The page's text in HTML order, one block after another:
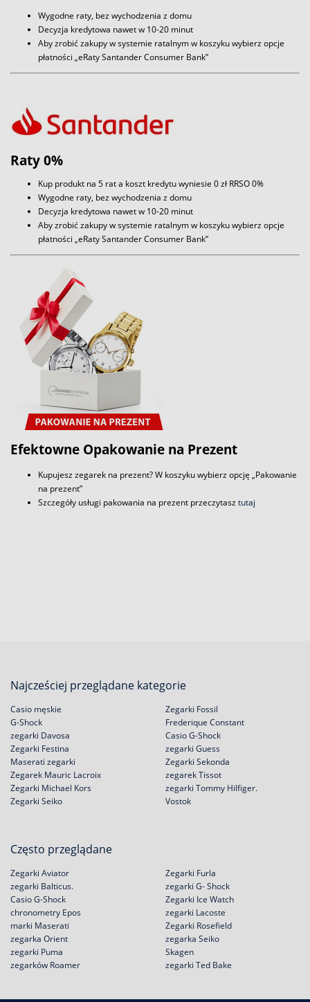
Wygodne raty, bez wychodzenia z domu
Decyzja kredytowa nawet w 10-20 minut
Aby zrobić zakupy w systemie ratalnym w koszyku wybierz opcje
płatności „eRaty Santander Consumer Bank”
Raty 0%
Kup produkt na 5 rat a koszt kredytu wyniesie 0 zł RRSO 0%
Wygodne raty, bez wychodzenia z domu
Decyzja kredytowa nawet w 10-20 minut
Aby zrobić zakupy w systemie ratalnym w koszyku wybierz opcje
płatności „eRaty Santander Consumer Bank”
Efektowne Opakowanie na Prezent
Kupujesz zegarek na prezent? W koszyku wybierz opcję „Pakowanie
na prezent”
Szczegóły usługi pakowania na prezent przeczytasztutaj
Najcześciej przeglądane kategorie
Casio męskie
G-Shock
zegarki Davosa
Zegarki Festina
Zegarki Fossil
Frederique Constant
Casio G-Shock
zegarki Guess
Maserati zegarki
Zegarek Mauric Lacroix
Zegarki Michael Kors
Zegarki Seiko
Zegarki Sekonda
zegarek Tissot
zegarki Tommy Hilfiger.
Vostok
Często przeglądane
Zegarki Aviator
zegarki Balticus.
Casio G-Shock
chronometry Epos
Zegarki Furla
zegarki G- Shock
Zegarki Ice Watch
zegarki Lacoste
marki Maserati
zegarka Orient
zegarki Puma
zegarków Roamer
Zegarki Rosefield
zegarka Seiko
Skagen
zegarki Ted Bake